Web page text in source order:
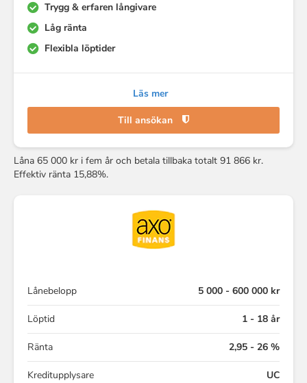
Trygg & erfaren långivare
Låg ränta
Flexibla löptider
Läs mer
Till ansökan
Låna 65 000 kr i fem år och betala tillbaka totalt 91 866 kr.
Effektiv ränta 15,88%.
Lånebelopp 5 000 - 600 000 kr
Löptid 1 - 18 år
Ränta 2,95 - 26 %
Kreditupplysare UC